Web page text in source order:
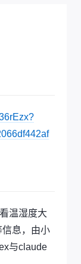
温湿度大
息，由小
与claude